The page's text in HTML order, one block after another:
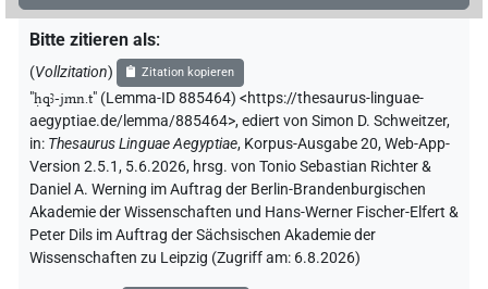
Bitte zitieren als:
(Vollzitation) Zitation kopieren
"ḥqꜣ-jmn.t" (Lemma-ID 885464) <https://thesaurus-linguae-
aegyptiae.de/lemma/885464>,ediert von Simon D. Schweitzer,
in: Thesaurus Linguae Aegyptiae, Korpus-Ausgabe 20, Web-App-
Version 2.5.1, 5.6.2026, hrsg. von Tonio Sebastian Richter &
Daniel A. Werning im Auftrag der Berlin-Brandenburgischen
Akademie der Wissenschaften und Hans-Werner Fischer-Elfert &
Peter Dils im Auftrag der Sächsischen Akademie der
Wissenschaften zu Leipzig (Zugriff am: 6.8.2026)